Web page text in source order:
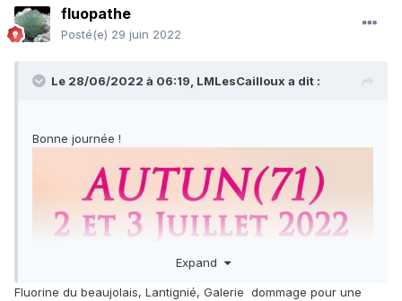
fluopathe
Posté(e) 29 juin 2022
Le 28/06/2022 à 06:19, LMLesCailloux a dit :
Bonne journée !
Expand
Fluorine du beaujolais, Lantignié, Galerie dommage pour une